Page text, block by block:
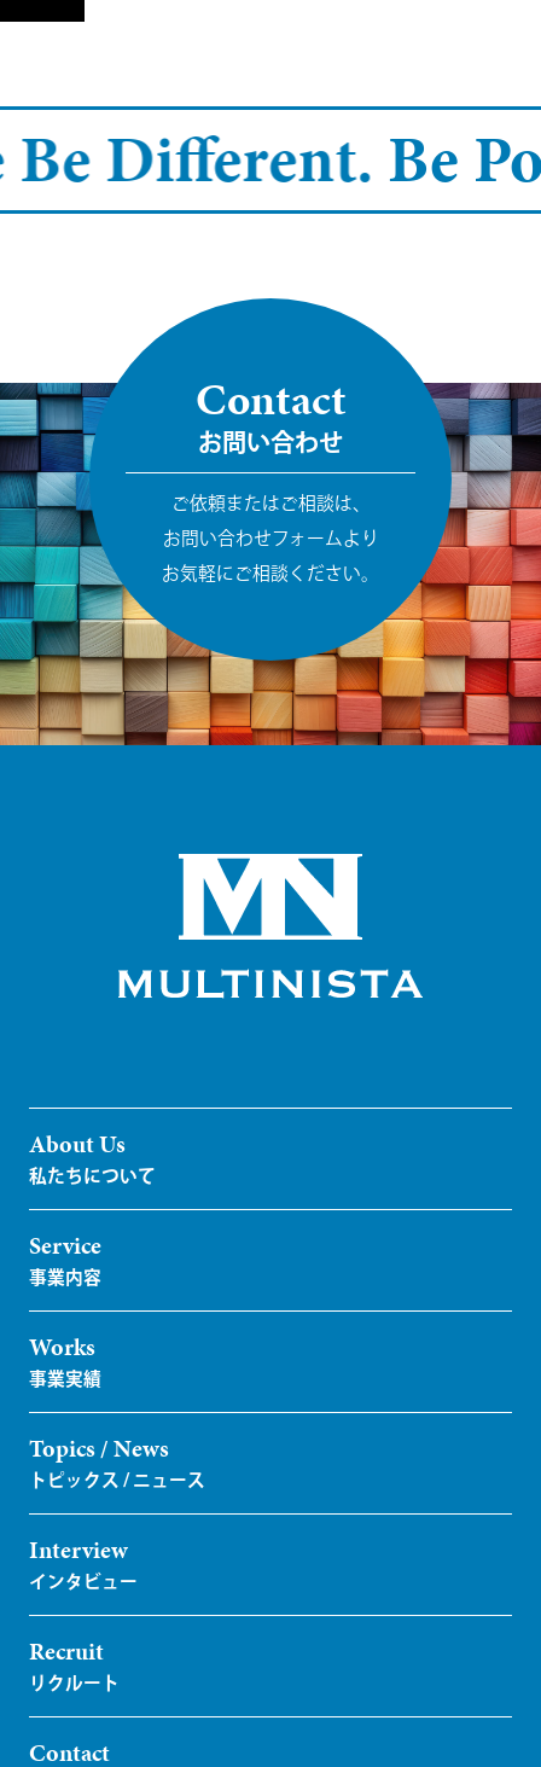
Different. Be
Contact
お問い合わせ
ご依頼またはご相談は、
お問い合わせフォームより
お気軽にご相談ください。
About Us
Service
Works
Topics / News
Interview
Recruit
Contact